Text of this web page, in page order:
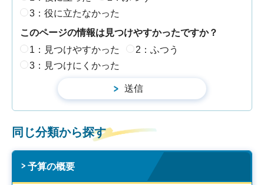
3：役に立たなかった
このページの情報は見つけやすかったですか？
1：見つけやすかった
2：ふつう
3：見つけにくかった
同じ分類から探す
予算の概要